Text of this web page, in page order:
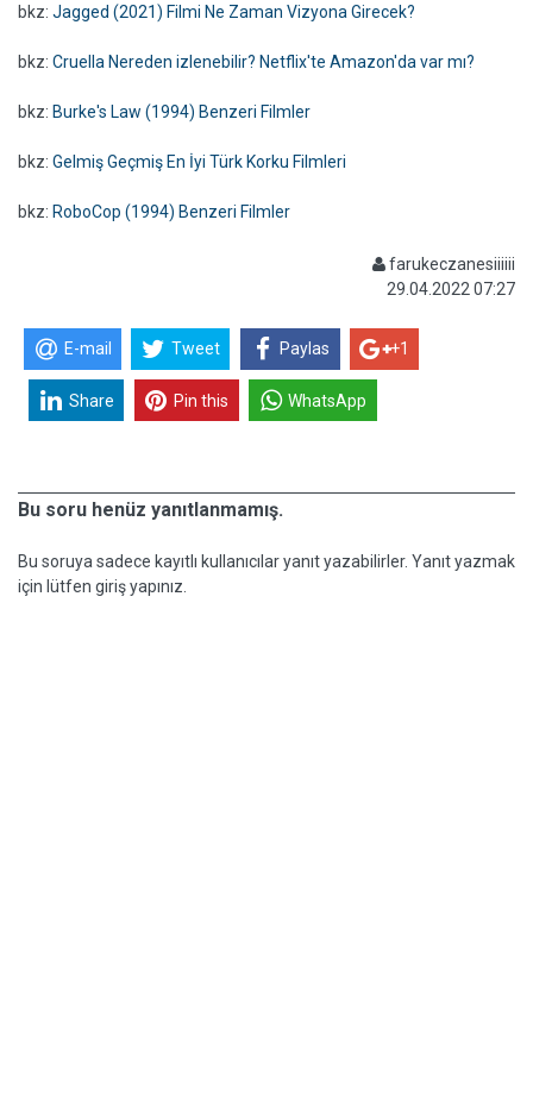
bkz: Jagged (2021) Filmi Ne Zaman Vizyona Girecek?
bkz: Cruella Nereden izlenebilir? Netflix'te Amazon'da var mı?
bkz: Burke's Law (1994) Benzeri Filmler
bkz: Gelmiş Geçmiş En İyi Türk Korku Filmleri
bkz: RoboCop (1994) Benzeri Filmler
farukeczanesiiiiii
29.04.2022 07:27
E-mail Tweet Paylas +1
Share Pin this WhatsApp
Bu soru henüz yanıtlanmamış.
Bu soruya sadece kayıtlı kullanıcılar yanıt yazabilirler. Yanıt yazmak
için lütfen giriş yapınız.